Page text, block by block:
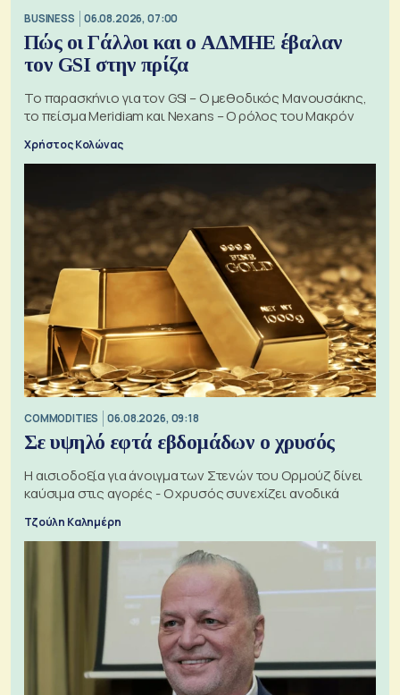
BUSINESS 06.08.2026, 07:00
Πώς οι Γάλλοι και ο ΑΔΜΗΕ έβαλαν
τον GSI στην πρίζα
Το παρασκήνιο για τον GSI – Ο μεθοδικός Μανουσάκης,
το πείσμα Meridiam και Nexans – Ο ρόλος του Μακρόν
Χρήστος Κολώνας
COMMODITIES 06.08.2026, 09:18
Σε υψηλό εφτά εβδομάδων ο χρυσός
Η αισιοδοξία για άνοιγμα των Στενών του Ορμούζ δίνει
καύσιμα στις αγορές - Ο χρυσός συνεχίζει ανοδικά
Τζούλη Καλημέρη